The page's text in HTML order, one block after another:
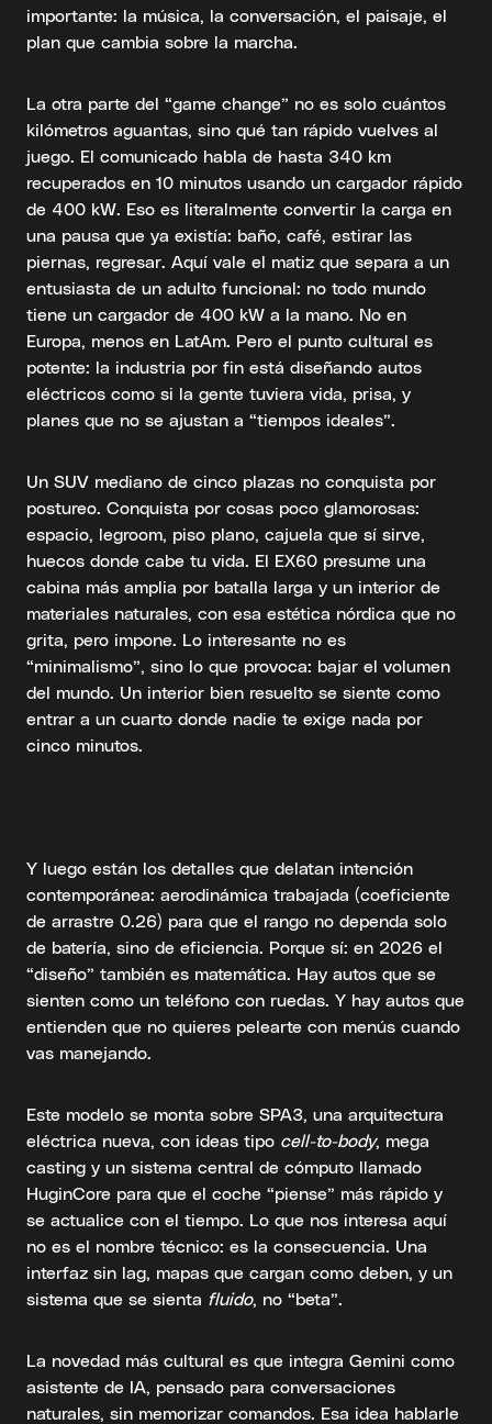
importante: la música, la conversación, el paisaje, el
plan que cambia sobre la marcha.
La otra parte del “game change” no es solo cuántos
kilómetros aguantas, sino qué tan rápido vuelves al
juego. El comunicado habla de hasta 340 km
recuperados en 10 minutos usando un cargador rápido
de 400 kW. Eso es literalmente convertir la carga en
una pausa que ya existía: baño, café, estirar las
piernas, regresar. Aquí vale el matiz que separa a un
entusiasta de un adulto funcional: no todo mundo
tiene un cargador de 400 kW a la mano. No en
Europa, menos en LatAm. Pero el punto cultural es
potente: la industria por fin está diseñando autos
eléctricos como si la gente tuviera vida, prisa, y
planes que no se ajustan a “tiempos ideales”.
Un SUV mediano de cinco plazas no conquista por
postureo. Conquista por cosas poco glamorosas:
espacio, legroom, piso plano, cajuela que sí sirve,
huecos donde cabe tu vida. El EX60 presume una
cabina más amplia por batalla larga y un interior de
materiales naturales, con esa estética nórdica que no
grita, pero impone. Lo interesante no es
“minimalismo”, sino lo que provoca: bajar el volumen
del mundo. Un interior bien resuelto se siente como
entrar a un cuarto donde nadie te exige nada por
cinco minutos.
Y luego están los detalles que delatan intención
contemporánea: aerodinámica trabajada (coeficiente
de arrastre 0.26) para que el rango no dependa solo
de batería, sino de eficiencia. Porque sí: en 2026 el
“diseño” también es matemática. Hay autos que se
sienten como un teléfono con ruedas. Y hay autos que
entienden que no quieres pelearte con menús cuando
vas manejando.
Este modelo se monta sobre SPA3, una arquitectura
eléctrica nueva, con ideas tipo cell-to-body, mega
casting y un sistema central de cómputo llamado
HuginCore para que el coche “piense” más rápido y
se actualice con el tiempo. Lo que nos interesa aquí
no es el nombre técnico: es la consecuencia. Una
interfaz sin lag, mapas que cargan como deben, y un
sistema que se sienta fluido, no “beta”.
La novedad más cultural es que integra Gemini como
asistente de IA, pensado para conversaciones
naturales, sin memorizar comandos. Esa idea hablarle